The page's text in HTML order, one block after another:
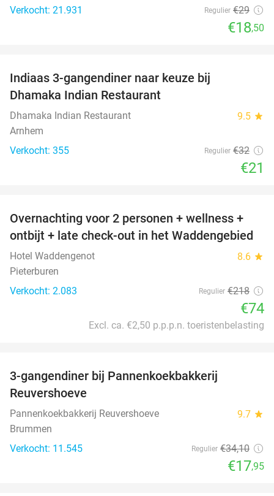
Verkocht: 21.931 Regulier €29
€18,50
Indiaas 3-gangendiner naar keuze bij
Dhamaka Indian Restaurant
Dhamaka Indian Restaurant 9.5 star
Arnhem
Verkocht: 355
Regulier €32
€21
66%
Overnachting voor 2 personen + wellness +
ontbijt + late check-out in het Waddengebied
Hotel Waddengenot 8.6 star
Pieterburen
Verkocht: 2.083
Regulier €218
€74
Excl. ca. €2,50 p.p.p.n. toeristenbelasting
3-gangendiner bij Pannenkoekbakkerij
Reuvershoeve
Pannenkoekbakkerij Reuvershoeve 9.7 star
Brummen
Verkocht: 11.545
Regulier €34,10
€17,95